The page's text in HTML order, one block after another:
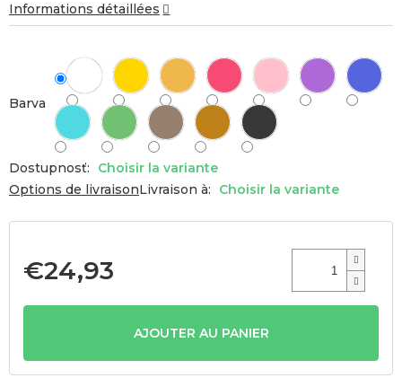
Barva
Choisir la variante
Livraison à:
Choisir la variante
Options de livraison
€24,93
AJOUTER AU PANIER
Informations détaillées